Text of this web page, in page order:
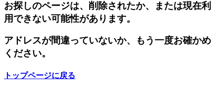
お探しのページは、削除されたか、または現在利
用できない可能性があります。
アドレスが間違っていないか、もう一度お確かめ
ください。
トップページに戻る